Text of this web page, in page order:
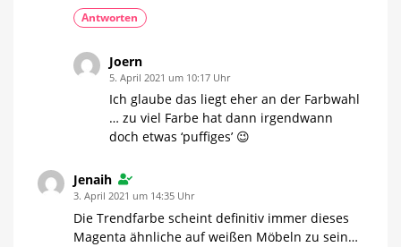
Antworten
Joern
5. April 2021 um 10:17 Uhr
Ich glaube das liegt eher an der Farbwahl
… zu viel Farbe hat dann irgendwann
doch etwas ‘puffiges’ 😉
Jenaih
3. April 2021 um 14:35 Uhr
Die Trendfarbe scheint definitiv immer dieses
Magenta ähnliche auf weißen Möbeln zu sein…